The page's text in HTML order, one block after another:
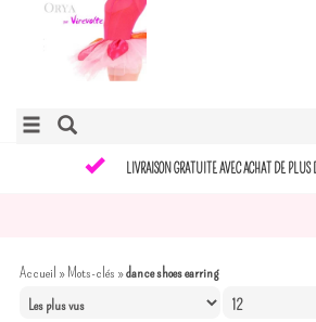
LIVRAISON GRATUITE AVEC ACHAT DE
Accueil »Mots-clés »dance shoes earring